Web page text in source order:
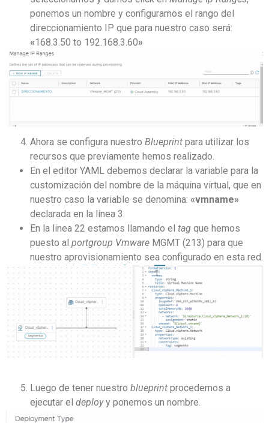
ponemos un nombre y configuramos el rango del
direccionamiento IP que para nuestro caso será:
«168.3.50 to 192.168.3.60»
Ahora se configura nuestro Blueprint para utilizar los
recursos que previamente hemos realizado.
En el editor YAML debemos declarar la variable para la
customización del nombre de la máquina virtual, que en
nuestro caso la variable se denomina: «vmname»
declarada en la linea 3.
En la linea 22 estamos llamando el tag que hemos
puesto al portgroup Vmware MGMT (213) para que
nuestro aprovisionamiento sea configurado en esta red.
Luego de tener nuestro blueprint procedemos a
ejecutar el deployy ponemos un nombre.